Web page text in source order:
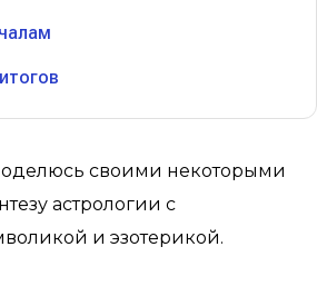
своими некоторыми
астрологии с
и эзотерикой.